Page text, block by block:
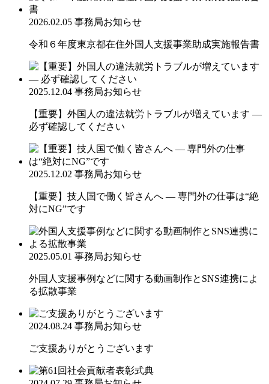
2026.02.05 事務局お知らせ
令和６年度東京都在住外国人支援事業助成実施報告書
2025.12.04 事務局お知らせ
【重要】外国人の違法就労トラブルが増えています ―
必ず確認してください
2025.12.02 事務局お知らせ
【重要】技人国で働く皆さんへ ― 専門外の仕事は“絶
対にNG”です
2025.05.01 事務局お知らせ
外国人支援事例などに関する動画制作とSNS連携によ
る拡散事業
2024.08.24 事務局お知らせ
ご支援ありがとうございます